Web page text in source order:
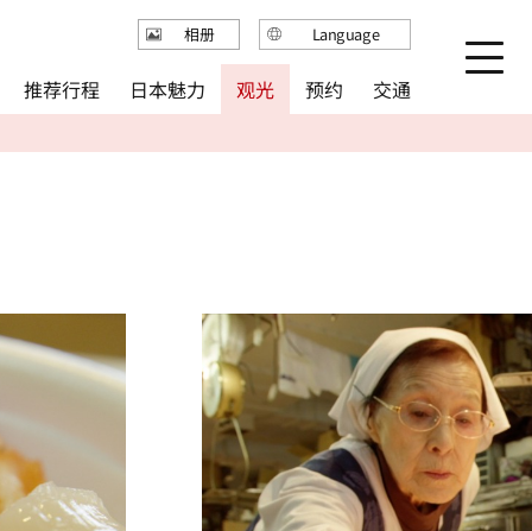
推荐行程 日本魅力 观光 预约 交通
相册 Language
English
简体中文